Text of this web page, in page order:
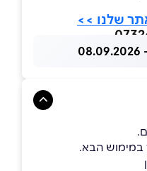
שלנו >>
במימוש הבא.